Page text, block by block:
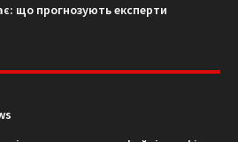
що прогнозують експерти